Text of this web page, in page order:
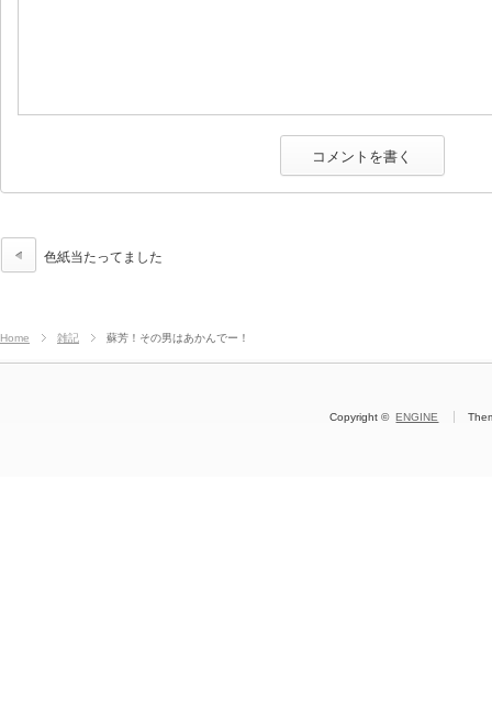
色紙当たってました
Home 雑記 蘇芳！その男はあかんでー！
Copyright ©ENGINE